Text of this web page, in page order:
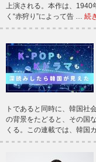
上演される。本作は、
く“赤狩り”によって告 … 続
トであると同時に、韓国社
の背景をたどると、その国
くる。この連載では、韓国